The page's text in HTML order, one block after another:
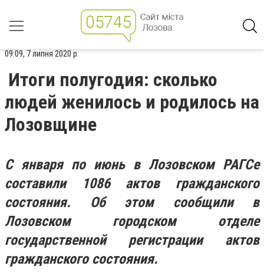
09:09, 7 липня 2020 р.
Итоги полугодия: сколько
людей женилось и родилось на
Лозовщине
С января по июнь в Лозовском РАГСе
составили 1086 актов гражданского
состояния. Об этом сообщили в
Лозовском городском отделе
государственной регистрации актов
гражданского состояния.